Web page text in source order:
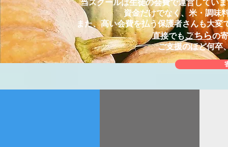
当スクールは生徒の会費で運営してい
資金だけでなく、米・調味
また、高い会費を払う保護者さんも大
直接でも こちらの
ご支援のほど何卒